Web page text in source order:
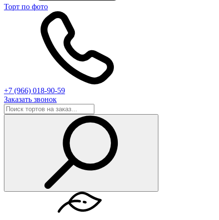
Торт по фото
+7 (966) 018-90-59
Заказать звонок